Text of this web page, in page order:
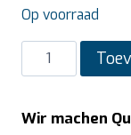
Op voorraad
SARO
anti
voor
Wir machen